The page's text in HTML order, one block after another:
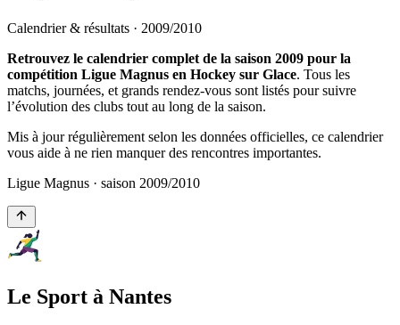
Calendrier & résultats · 2009/2010
Retrouvez le calendrier complet de la saison 2009 pour la
compétition Ligue Magnus en Hockey sur Glace. Tous les
matchs, journées, et grands rendez-vous sont listés pour suivre
l’évolution des clubs tout au long de la saison.
Mis à jour régulièrement selon les données officielles, ce calendrier
vous aide à ne rien manquer des rencontres importantes.
Ligue Magnus · saison 2009/2010
Le Sport à Nantes